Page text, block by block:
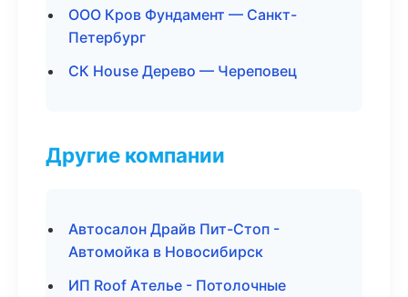
ООО Кров Фундамент — Санкт-
Петербург
СК House Дерево — Череповец
Другие компании
Автосалон Драйв Пит-Стоп -
Автомойка в Новосибирск
ИП Roof Ателье - Потолочные